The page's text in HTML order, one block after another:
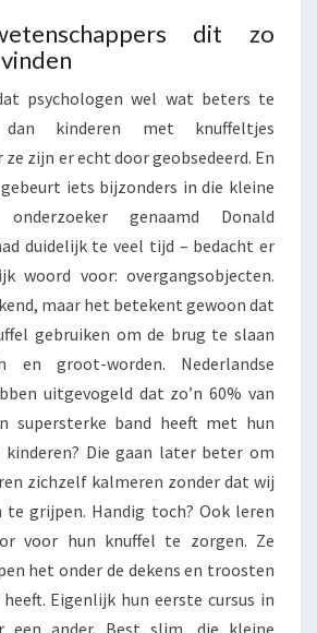
dit zo
psychologen wel wat beters te
kinderen met knuffeltjes
zijn er echt door geobsedeerd. En
iets bijzonders in die kleine
genaamd Donald
duidelijk te veel tijd – bedacht er
woord voor: overgangsobjecten.
maar het betekent gewoon dat
gebruiken om de brug te slaan
en groot-worden. Nederlandse
uitgevogeld dat zo’n 60% van
supersterke band heeft met hun
kinderen? Die gaan later beter om
zichzelf kalmeren zonder dat wij
te grijpen. Handig toch? Ook leren
voor hun knuffel te zorgen. Ze
het onder de dekens en troosten
Eigenlijk hun eerste cursus in